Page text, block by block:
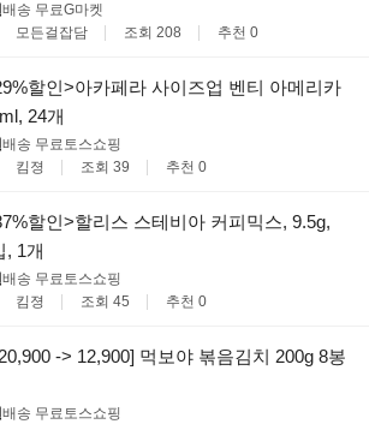
배송 무료G마켓
모든걸잡담 조회 208 추천 0
할인>아카페라 사이즈업 벤티 아메리카
24개
배송 무료토스쇼핑
킴졍 조회 39 추천 0
할인>할리스 스테비아 커피믹스, 9.5g,
, 1개
배송 무료토스쇼핑
킴졍 조회 45 추천 0
-> 12,900] 먹보야 볶음김치 200g 8봉
배송 무료토스쇼핑